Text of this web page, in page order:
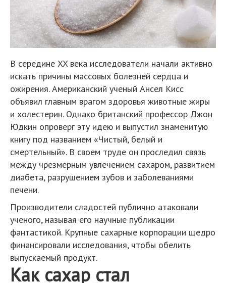
В середине XX века исследователи начали активно
искать причины массовых болезней сердца и
ожирения. Американский ученый Ансел Кисс
объявил главным врагом здоровья животные жиры
и холестерин. Однако британский профессор Джон
Юдкин опроверг эту идею и выпустил знаменитую
книгу под названием «Чистый, белый и
смертельный». В своем труде он проследил связь
между чрезмерным увлечением сахаром, развитием
диабета, разрушением зубов и заболеваниями
печени.
Производители сладостей публично атаковали
ученого, называя его научные публикации
фантастикой. Крупные сахарные корпорации щедро
финансировали исследования, чтобы обелить
выпускаемый продукт.
Как сахар стал